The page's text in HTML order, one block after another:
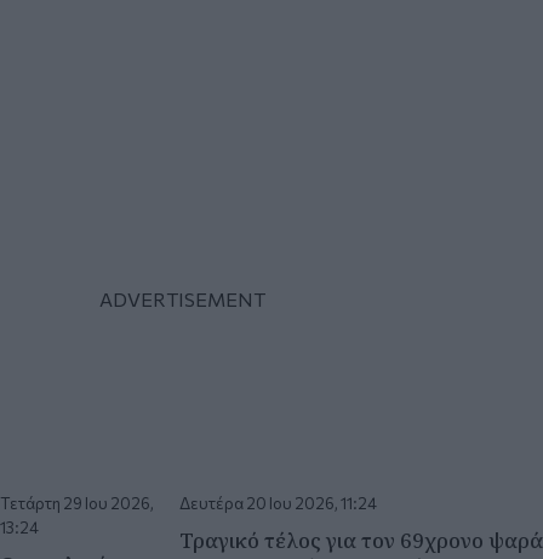
Τετάρτη 29 Ιου 2026,
13:24
Δευτέρα 20 Ιου 2026, 11:24
Τραγικό τέλος για τον 69χρονο ψαρά